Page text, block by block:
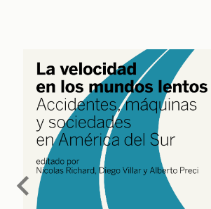
chevron_left